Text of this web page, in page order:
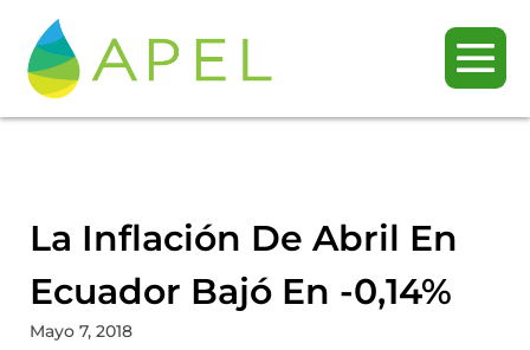
La Inflación De Abril En
Ecuador Bajó En -0,14%
Mayo 7, 2018